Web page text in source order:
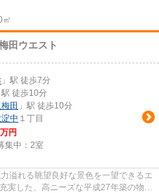
㎡
田ウエスト
」駅 徒歩7分
駅 徒歩10分
田 」駅 徒歩10分
中 １丁目
万円
集中： 2室
溢れる眺望良好な景色を一望できるエ
実した、高ニーズな平成27年築の物件